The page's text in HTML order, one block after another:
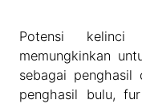
Potensi kelinci
memungkinkan
sebagai penghasil
penghasil bulu,